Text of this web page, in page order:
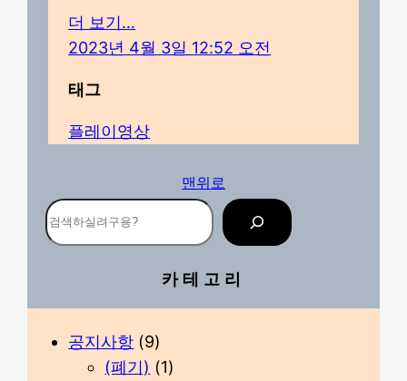
더 보기…
2023년 4월 3일 12:52 오전
태그
플레이영상
맨위로
카테고리
공지사항 (9)
(폐기) (1)